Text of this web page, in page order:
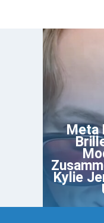
Meta
Kylie